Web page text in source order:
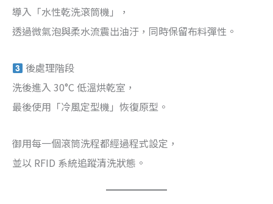
導入「水性乾洗滾筒機」，
透過微氣泡與柔水流震出油汙，同時保留布料彈性。
後處理階段
洗後進入 30°C 低溫烘乾室，
最後使用「冷風定型機」恢復原型。
御用每一個滾筒洗程都經過程式設定，
並以 RFID 系統追蹤清洗狀態。